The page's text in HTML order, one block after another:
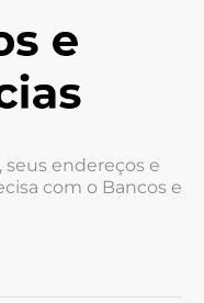
seus endereços e
com o Bancos e